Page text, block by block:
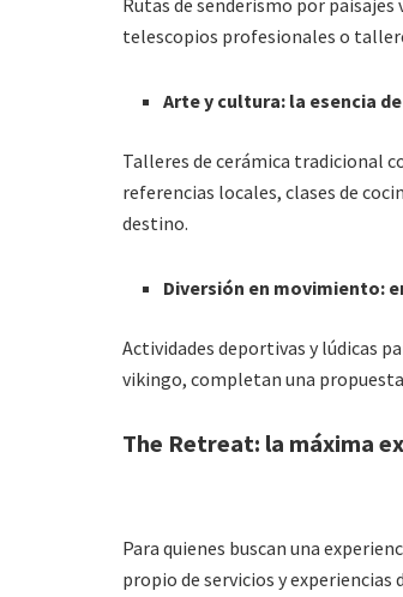
Rutas de senderismo por
telescopios profesionales o
Arte y cultura: la esencia
Talleres de cerámica tradicional
referencias locales, clases de
destino.
Diversión en movimiento:
Actividades deportivas y lúdicas
vikingo, completan una
The Retreat: la máxima
Para quienes buscan una
propio de servicios y experiencias